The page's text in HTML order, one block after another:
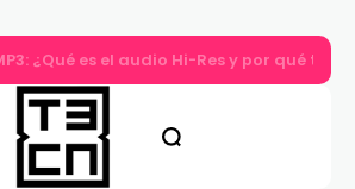
¿Qué es el audio Hi-Res y por qué tu